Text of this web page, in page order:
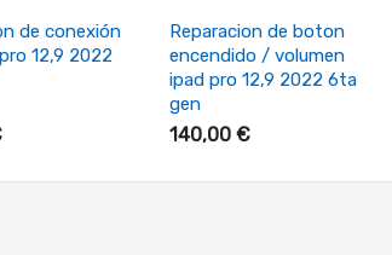
Al Carrito
de conexión
12,9 2022
+ Añadir Al Carrito
Reparacion de boton
encendido / volumen
ipad pro 12,9 2022 6ta
gen
140,00 €